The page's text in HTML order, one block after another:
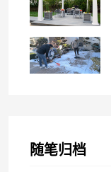
随笔归档